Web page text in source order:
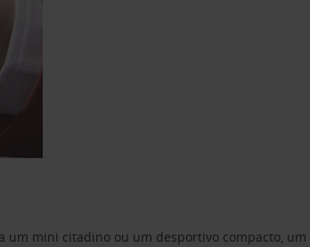
mini citadino ou um desportivo compacto,